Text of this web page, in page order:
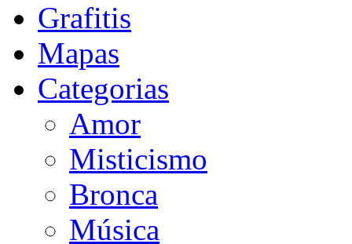
Grafitis
Mapas
Categorias
Amor
Misticismo
Bronca
Música